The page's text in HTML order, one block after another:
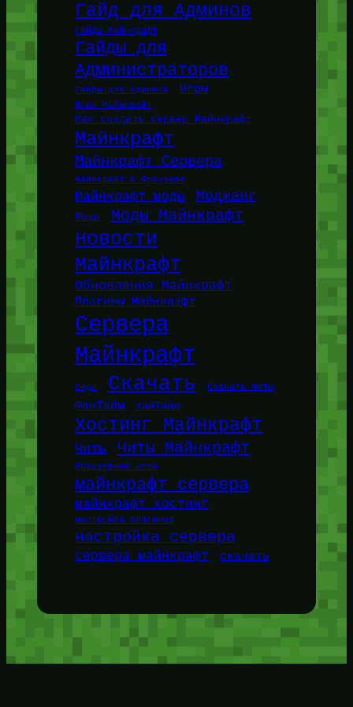
Гайд для Админов
Гайды Майнкрафт
Гайды для
Администраторов
Гайды для админов Игры
Игры Майнкрафт
Как создать сервер Майнкрафт
Майнкрафт
Майнкрафт Сервера
Майнкрафт в браузере
Майнкрафт моды Моджанг
Моды Моды Майнкрафт
Новости
Майнкрафт
Обновления Майнкрафт
Плагины Майнкрафт
Сервера
Майнкрафт
Сиды Скачать Скачать читы
ФанТайм ХайТейл
Хостинг Майнкрафт
Читы Читы Майнкрафт
браузерные игры
майнкрафт сервера
майнкрафт хостинг
настройка плагинов
настройка сервера
сервера майнкрафт скачать